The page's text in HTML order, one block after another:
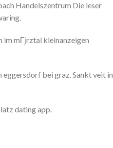
Handelszentrum Die leser
im mГјrztal kleinanzeigen
bei graz. Sankt veit in
dating app.